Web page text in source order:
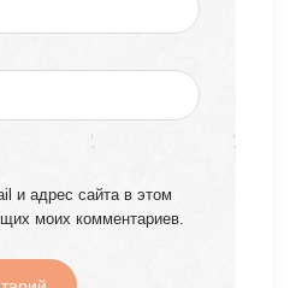
и адрес сайта в этом
моих комментариев.